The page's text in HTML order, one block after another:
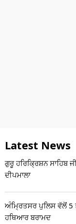
Latest News
ਗੁਰੂ ਹਰਿਕ੍ਰਿਸ਼ਨ ਸਾਹਿਬ
ਦੀਪਮਾਲਾ
ਅੰਮ੍ਰਿਤਸਰ ਪੁਲਿਸ ਵੱਲੋਂ 5
ਹਥਿਆਰ ਬਰਾਮਦ